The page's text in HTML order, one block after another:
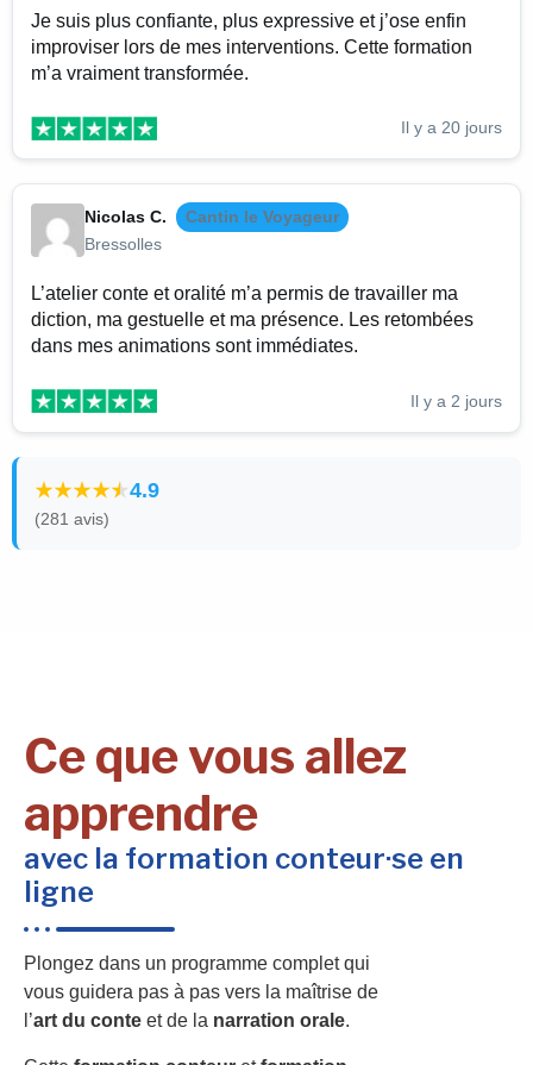
Je suis plus confiante, plus expressive et j’ose enfin
improviser lors de mes interventions. Cette formation
m’a vraiment transformée.
Il y a 20 jours
Nicolas C.
Cantin le Voyageur
Bressolles
L’atelier conte et oralité m’a permis de travailler ma
diction, ma gestuelle et ma présence. Les retombées
dans mes animations sont immédiates.
Il y a 2 jours
4.9
(281 avis)
Ce que vous allez
apprendre
avec la formation conteur·se en
ligne
Plongez dans un programme complet qui
vous guidera pas à pas vers la maîtrise de
l’art du conte et de la narration orale.